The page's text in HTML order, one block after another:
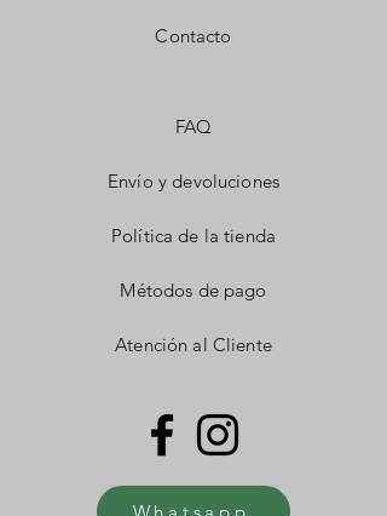
Contacto
FAQ
Envío y devoluciones
Política de la tienda
Métodos de pago
Atención al Cliente
Whatsapp